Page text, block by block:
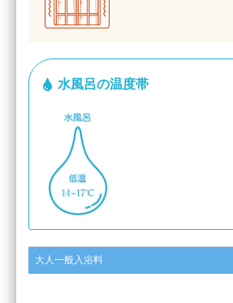
水風呂の温度帯
大人一般入浴料